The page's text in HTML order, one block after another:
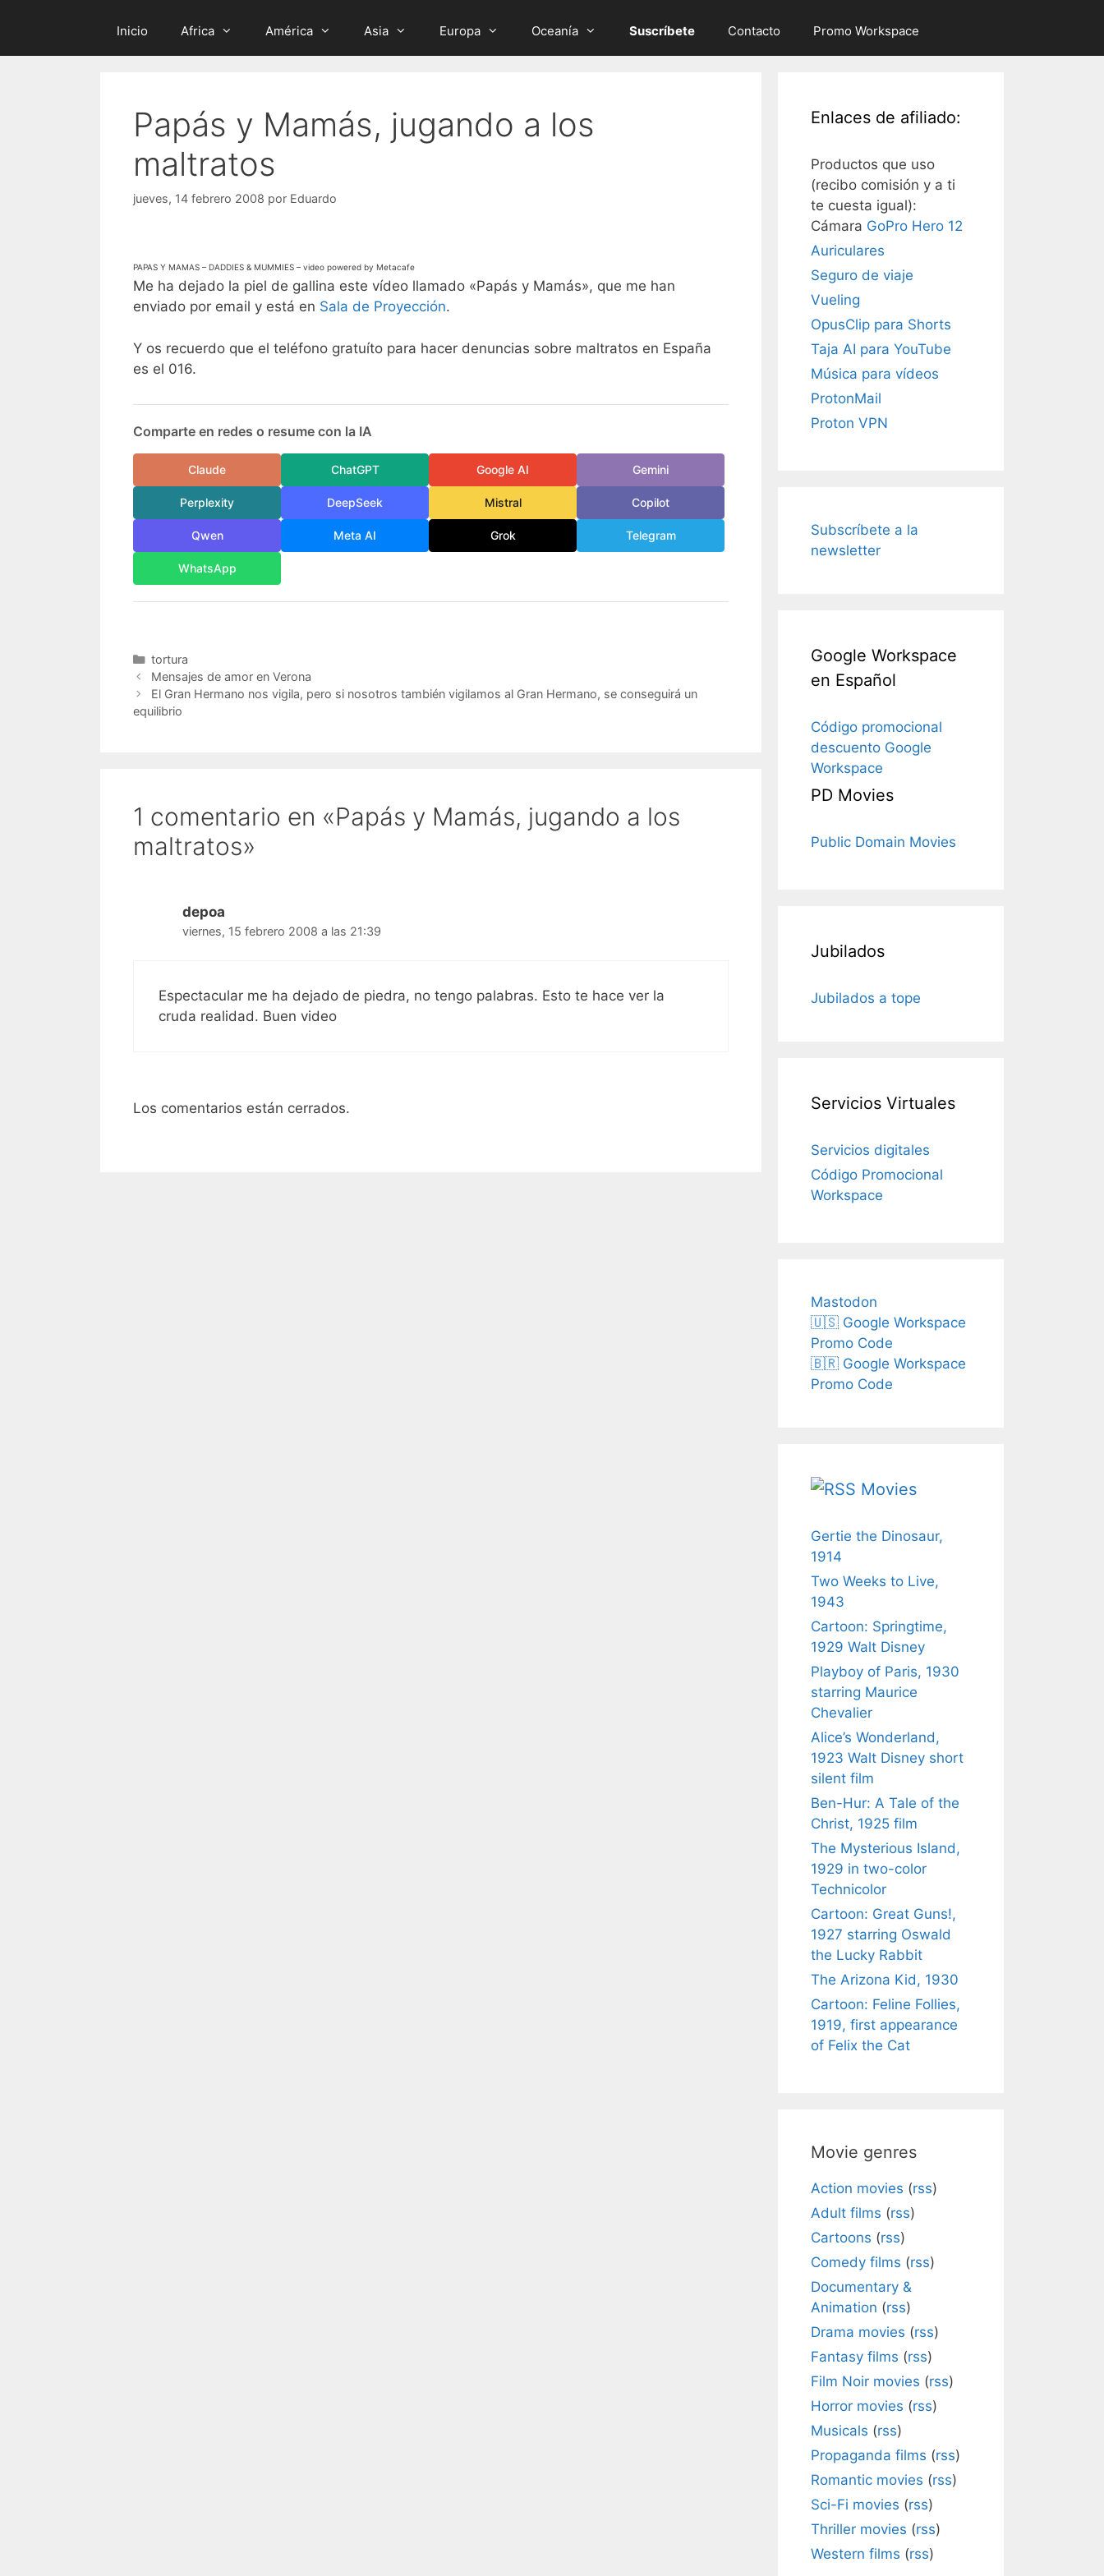
Inicio Africa América Asia Europa Oceanía Suscríbete Contacto Promo Workspace
Papás y Mamás, jugando a los
maltratos
jueves, 14 febrero 2008 por Eduardo
PAPAS Y MAMAS – DADDIES & MUMMIES – video powered by Metacafe
Me ha dejado la piel de gallina este vídeo llamado «Papás y Mamás», que me han
enviado por email y está en Sala de Proyección.
Y os recuerdo que el teléfono gratuíto para hacer denuncias sobre maltratos en España
es el 016.
Comparte en redes o resume con la IA
Claude ChatGPT Google AI Gemini
Perplexity DeepSeek Mistral Copilot
Qwen Meta AI Grok Telegram
WhatsApp
Categorías
tortura
Mensajes de amor en Verona
El Gran Hermano nos vigila, pero si nosotros también vigilamos al Gran Hermano, se conseguirá un
equilibrio
1 comentario en «Papás y Mamás, jugando a los
maltratos»
depoa
viernes, 15 febrero 2008 a las 21:39
Espectacular me ha dejado de piedra, no tengo palabras. Esto te hace ver la
cruda realidad. Buen video
Los comentarios están cerrados.
Enlaces de afiliado:
Productos que uso
(recibo comisión y a ti
te cuesta igual):
Cámara GoPro Hero 12
Auriculares
Seguro de viaje
Vueling
OpusClip para Shorts
Taja AI para YouTube
Música para vídeos
ProtonMail
Proton VPN
Subscríbete a la
newsletter
Google Workspace
en Español
Código promocional
descuento Google
Workspace
PD Movies
Public Domain Movies
Jubilados
Jubilados a tope
Servicios Virtuales
Servicios digitales
Código Promocional
Workspace
Mastodon
🇺🇸 Google Workspace
Promo Code
🇧🇷 Google Workspace
Promo Code
Movies
Gertie the Dinosaur,
1914
Two Weeks to Live,
1943
Cartoon: Springtime,
1929 Walt Disney
Playboy of Paris, 1930
starring Maurice
Chevalier
Alice’s Wonderland,
1923 Walt Disney short
silent film
Ben-Hur: A Tale of the
Christ, 1925 film
The Mysterious Island,
1929 in two-color
Technicolor
Cartoon: Great Guns!,
1927 starring Oswald
the Lucky Rabbit
The Arizona Kid, 1930
Cartoon: Feline Follies,
1919, first appearance
of Felix the Cat
Movie genres
Action movies (rss)
Adult films (rss)
Cartoons (rss)
Comedy films (rss)
Documentary &
Animation (rss)
Drama movies (rss)
Fantasy films (rss)
Film Noir movies (rss)
Horror movies (rss)
Musicals (rss)
Propaganda films (rss)
Romantic movies (rss)
Sci-Fi movies (rss)
Thriller movies (rss)
Western films (rss)